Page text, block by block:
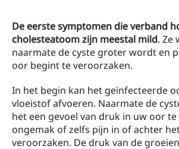
De eerste symptomen die verband
cholesteatoom zijn meestal mild. Ze
naarmate de cyste groter wordt en
oor begint te veroorzaken.
In het begin kan het geïnfecteerde
vloeistof afvoeren. Naarmate de
het een gevoel van druk in uw oor
ongemak of zelfs pijn in of achter
veroorzaken. De druk van de